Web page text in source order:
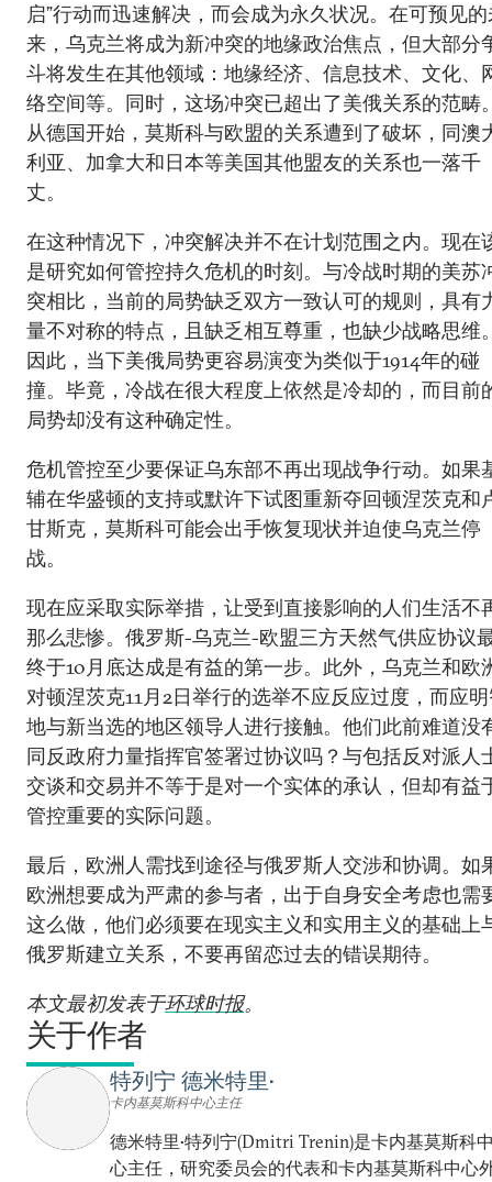
启”行动而迅速解决，而会成为永久状况。在可预见
来，乌克兰将成为新冲突的地缘政治焦点，但大部分
斗将发生在其他领域：地缘经济、信息技术、文化、
络空间等。同时，这场冲突已超出了美俄关系的范畴
从德国开始，莫斯科与欧盟的关系遭到了破坏，同澳
利亚、加拿大和日本等美国其他盟友的关系也一落千
丈。
在这种情况下，冲突解决并不在计划范围之内。现在
是研究如何管控持久危机的时刻。与冷战时期的美苏
突相比，当前的局势缺乏双方一致认可的规则，具有
量不对称的特点，且缺乏相互尊重，也缺少战略思维
因此，当下美俄局势更容易演变为类似于1914年的碰
撞。毕竟，冷战在很大程度上依然是冷却的，而目前
局势却没有这种确定性。
危机管控至少要保证乌东部不再出现战争行动。如果
辅在华盛顿的支持或默许下试图重新夺回顿涅茨克和
甘斯克，莫斯科可能会出手恢复现状并迫使乌克兰停
战。
现在应采取实际举措，让受到直接影响的人们生活不
那么悲惨。俄罗斯-乌克兰-欧盟三方天然气供应协议
终于10月底达成是有益的第一步。此外，乌克兰和欧
对顿涅茨克11月2日举行的选举不应反应过度，而应
地与新当选的地区领导人进行接触。他们此前难道没
同反政府力量指挥官签署过协议吗？与包括反对派人
交谈和交易并不等于是对一个实体的承认，但却有益
管控重要的实际问题。
最后，欧洲人需找到途径与俄罗斯人交涉和协调。如
欧洲想要成为严肃的参与者，出于自身安全考虑也需
这么做，他们必须要在现实主义和实用主义的基础上
俄罗斯建立关系，不要再留恋过去的错误期待。
本文最初发表于环球时报。
关于作者
特列宁 德米特里•
卡内基莫斯科中心主任
德米特里•特列宁(Dmitri Trenin)是卡内基莫斯科
心主任，研究委员会的代表和卡内基莫斯科中心